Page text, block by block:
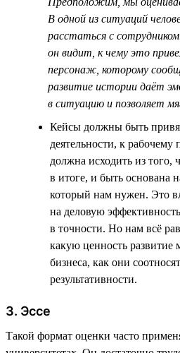
В одной из ситуаций
расстаться с
он видит, к чему это
персонаж, которому
развитие истории даёт
в ситуацию и позволяет
Кейсы должны быть
деятельности, к рабочему
должна исходить из того,
в итоге, и быть основана
который нам нужен. Это
на деловую
в точности. Но нам всё
какую ценность развитие
бизнеса, как они
результативности.
3. Эссе
Такой формат оценки часто